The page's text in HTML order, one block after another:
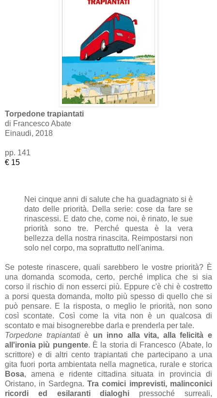
Torpedone trapiantati
di Francesco Abate
Einaudi, 2018
pp. 141
€ 15
Nei cinque anni di salute che ha guadagnato si è
dato delle priorità. Della serie: cose da fare se
rinascessi. E dato che, come noi, è rinato, le sue
priorità sono tre. Perché questa è la vera
bellezza della nostra rinascita. Reimpostarsi non
solo nel corpo, ma soprattutto nell'anima.
Se poteste rinascere, quali sarebbero le vostre priorità? È
una domanda scomoda, certo, perché implica che si sia
corso il rischio di non esserci più. Eppure c'è chi è costretto
a porsi questa domanda, molto più spesso di quello che si
può pensare. E la risposta, o meglio le priorità, non sono
così scontate. Così come la vita non è un qualcosa di
scontato e mai bisognerebbe darla e prenderla per tale.
Torpedone trapiantatiè un inno alla vita, alla felicità e
all'ironia più pungente. È la storia di Francesco (Abate, lo
scrittore) e di altri cento trapiantati che partecipano a una
gita fuori porta ambientata nella magnetica, rurale e storica
Bosa, amena e ridente cittadina situata in provincia di
Oristano, in Sardegna. Tra comici imprevisti, malinconici
ricordi ed esilaranti dialoghi pressoché surreali,